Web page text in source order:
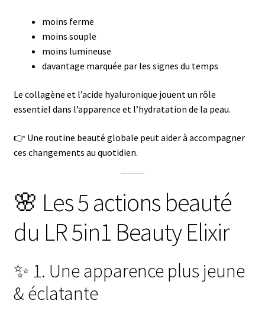
moins ferme
moins souple
moins lumineuse
davantage marquée par les signes du temps
Le collagène et l’acide hyaluronique jouent un rôle
essentiel dans l’apparence et l’hydratation de la peau.
👉 Une routine beauté globale peut aider à accompagner
ces changements au quotidien.
🌸 Les 5 actions beauté
du LR 5in1 Beauty Elixir
✨ 1. Une apparence plus jeune
& éclatante